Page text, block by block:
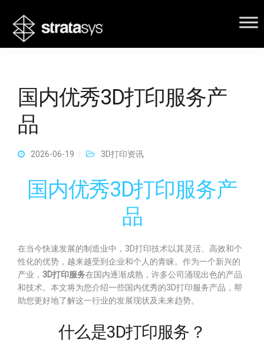
国内优秀3D打印服务产
品
2026-06-19 3D打印资讯
国内优秀3D打印服务产
品
在当今快速发展的制造业中，3D打印技术以其灵活、高效和个
性化的优势，越来越受到企业和个人的青睐。作为一个新兴的
产业， 3D打印服务在国内逐渐成熟，许多公司涌现出色的产品
和技术。本文将为您介绍一些国内优秀的3D打印服务产品，帮
助您更好地了解这一行业的发展现状及未来趋势。
什么是3D打印服务？